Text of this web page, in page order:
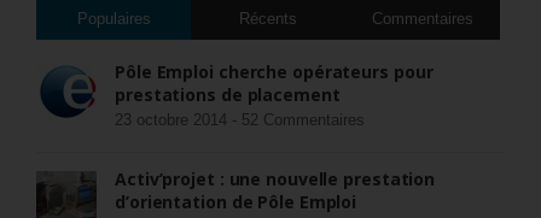
Populaires Récents Commentaires
Pôle Emploi cherche opérateurs pour
prestations de placement
23 octobre 2014 - 52 Commentaires
Activ’projet : une nouvelle prestation
d’orientation de Pôle Emploi